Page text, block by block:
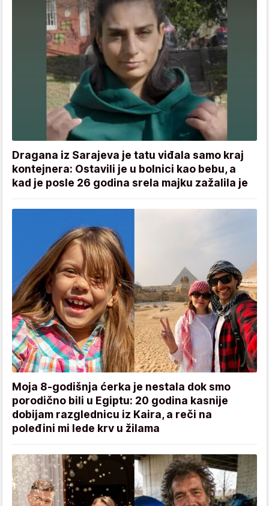
Dragana iz Sarajeva je tatu viđala samo kraj
kontejnera: Ostavili je u bolnici kao bebu, a
kad je posle 26 godina srela majku zažalila je
Moja 8-godišnja ćerka je nestala dok smo
porodično bili u Egiptu: 20 godina kasnije
dobijam razglednicu iz Kaira, a reči na
poleđini mi lede krv u žilama